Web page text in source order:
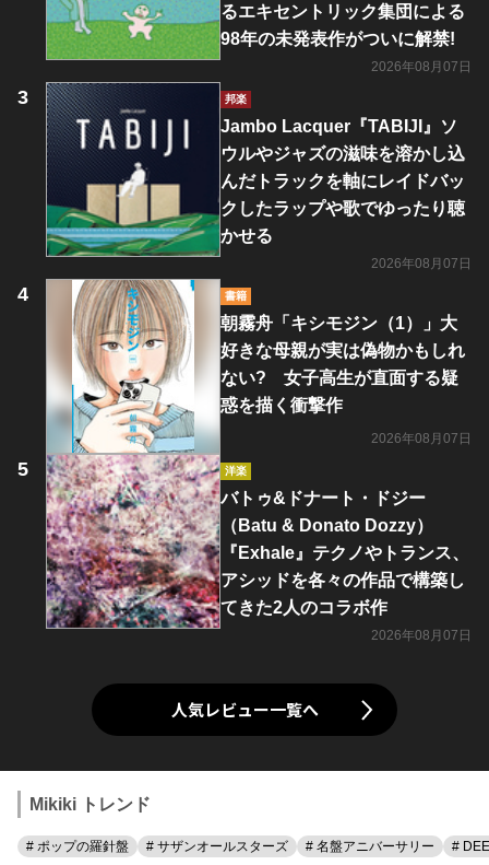
るエキセントリック集団による
98年の未発表作がついに解禁!
2026年08月07日
邦楽
Jambo Lacquer『TABIJI』ソ
ウルやジャズの滋味を溶かし込
んだトラックを軸にレイドバッ
クしたラップや歌でゆったり聴
かせる
2026年08月07日
書籍
朝霧舟「キシモジン（1）」大
好きな母親が実は偽物かもしれ
ない? 女子高生が直面する疑
惑を描く衝撃作
2026年08月07日
洋楽
バトゥ&ドナート・ドジー
（Batu & Donato Dozzy）
『Exhale』テクノやトランス、
アシッドを各々の作品で構築し
てきた2人のコラボ作
2026年08月07日
人気レビュー一覧へ
Mikiki トレンド
# ポップの羅針盤 # サザンオールスターズ # 名盤アニバーサリー #